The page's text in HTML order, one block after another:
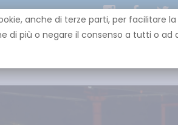
anche di terze parti, per facilitare
di più o negare il consenso a tutti o ad